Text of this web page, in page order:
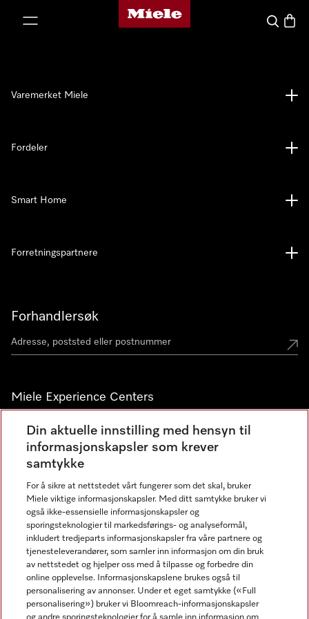
Mieles hjemmeside
Søk
Forhandlersøk
Miele Experience Centers
Miele Experience Center Nesbru
Miele Outlet Nesbru
Nyhetsbrev
Varemerket Miele
Fordeler
Smart Home
Forretningspartnere
Din aktuelle innstilling med hensyn til
informasjonskapsler som krever
samtykke
For å sikre at nettstedet vårt fungerer som det skal, bruker
Miele viktige informasjonskapsler. Med ditt samtykke bruker vi
også ikke-essensielle informasjonskapsler og
sporingsteknologier til markedsførings- og analyseformål,
inkludert tredjeparts informasjonskapsler fra våre partnere og
tjenesteleverandører, som samler inn informasjon om din bruk
av nettstedet og hjelper oss med å tilpasse og forbedre din
online opplevelse. Informasjonskapslene brukes også til
personalisering av annonser. Under et eget samtykke («Full
personalisering») bruker vi Bloomreach-informasjonskapsler